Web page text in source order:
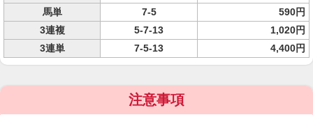
馬単
7-5
590円
3連複
5-7-13
1,020円
3連単
7-5-13 4,400円
注意事項